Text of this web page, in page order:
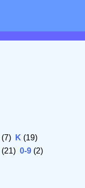
(7) K (19)
(21) 0-9 (2)